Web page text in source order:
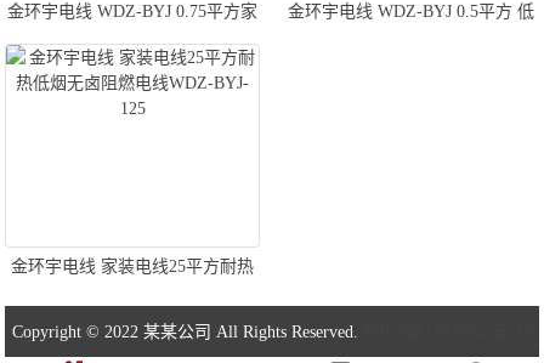
金环宇电线 WDZ-BYJ 0.75平方家
装阻燃环保单芯单股铜芯电线
金环宇电线 WDZ-BYJ 0.5平方 低
金环宇电线 家装电线25平方耐热
低烟无卤阻燃电线WDZ-BYJ-125
Copyright © 2022 某某公司 All Rights Reserved.